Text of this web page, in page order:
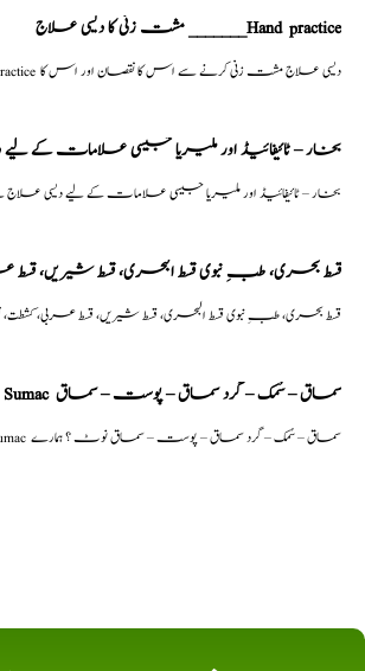
مشت زنی کا دیسی علاج _______Hand practice
مشت زنی–Hand practice دیسی علاج مشت زنی کرنے سے اس کا نقصان اور اس کا
بخار – ٹائیفائیڈ اور ملیریا جیسی علامات کے
بخار – ٹائیفائیڈ اور ملیریا جیسی علامات کے لیے دیسی علاج
قسط بحری، طبِ نبوی قسط البحری، قسط شیریں، قسط
قسط بحری، طبِ نبوی قسط البحری، قسط شیریں، قسط عربی،
Sumaq, Sumac سماق – سُمک – گرد سماق – پوست – سماق
Sumaq, Sumac سماق – سُمک – گرد سماق – پوست – سماق نوٹ ؟ ہمارے